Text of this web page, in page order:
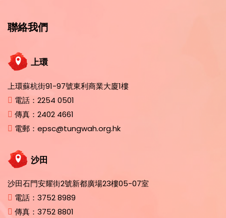
聯絡我們
上環
上環蘇杭街91-97號東利商業大廈1樓
電話： 2254 0501
傳真： 2402 4661
電郵： epsc@tungwah.org.hk
沙田
沙田石門安耀街2號新都廣場23樓05-07室
電話： 3752 8989
傳真： 3752 8801